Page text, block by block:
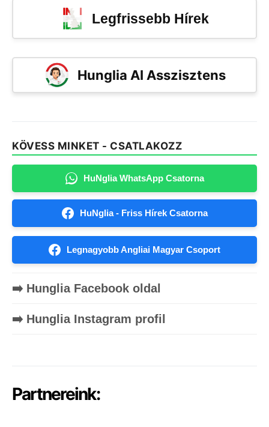
Legfrissebb Hírek
Hunglia AI Asszisztens
KÖVESS MINKET - CSATLAKOZZ
HuNglia WhatsApp Csatorna
HuNglia - Friss Hírek Csatorna
Legnagyobb Angliai Magyar Csoport
➡️ Hunglia Facebook oldal
➡️ Hunglia Instagram profil
Partnereink: